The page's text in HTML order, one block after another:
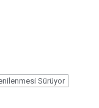
Sürüyor